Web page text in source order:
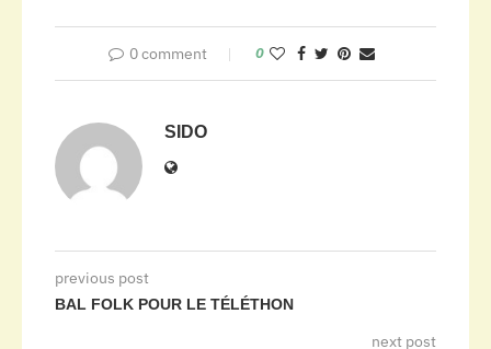
0 comment 0
SIDO
previous post
BAL FOLK POUR LE TÉLÉTHON
next post